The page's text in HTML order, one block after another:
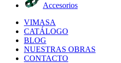
Accesorios
VIMASA
CATÁLOGO
BLOG
NUESTRAS OBRAS
CONTACTO